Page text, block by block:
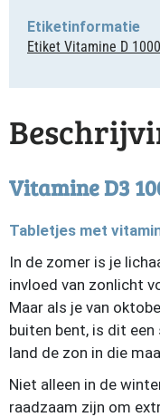
Vitamine D3
Tabletjes met
In de zomer is je
invloed van zonlicht
Maar als je van
buiten bent, is dit
land de zon in die
Niet alleen in de
raadzaam zijn om
Etiketinformatie
Etiket Vitamine D